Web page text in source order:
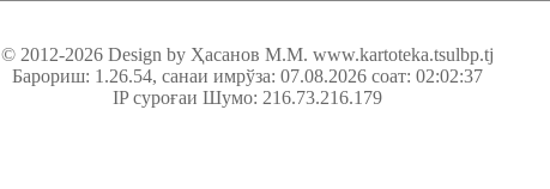
© 2012-2026 Design by Ҳасанов М.М. www.kartoteka.tsulbp.tj
Барориш: 1.26.54, санаи имрўза: 07.08.2026 соат: 02:02:37
IP суроғаи Шумо: 216.73.216.179